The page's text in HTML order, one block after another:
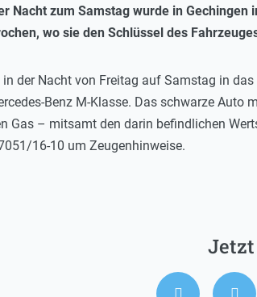
Nacht zum Samstag wurde in
wo sie den Schlüssel des
in der Nacht von Freitag auf Samstag in
Benz M-Klasse. Das schwarze
Gas – mitsamt den darin befindlichen
16-10 um Zeugenhinweise.